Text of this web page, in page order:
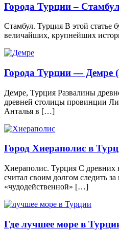
Города Турции –
Стамбул. Турция В этой статье
величайших, крупнейших
Города Турции — Демре
Демре, Турция Развалины
древней столицы провинции
Анталья в […]
Город Хиераполис в
Хиераполис. Турция С
считал своим долгом следить
«чудодейственной» […]
Где лучшее море в